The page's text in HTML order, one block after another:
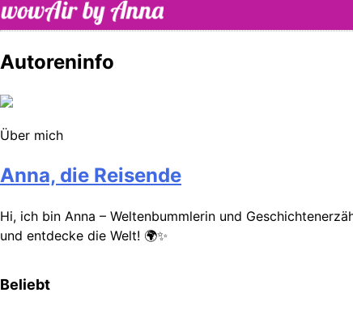
Skip
to
WOW-Air
Autoreninfo
Über mich
Anna, die Reisende
Hi, ich bin Anna – Weltenbummlerin und
und entdecke die Welt! 🌍✨
Beliebt